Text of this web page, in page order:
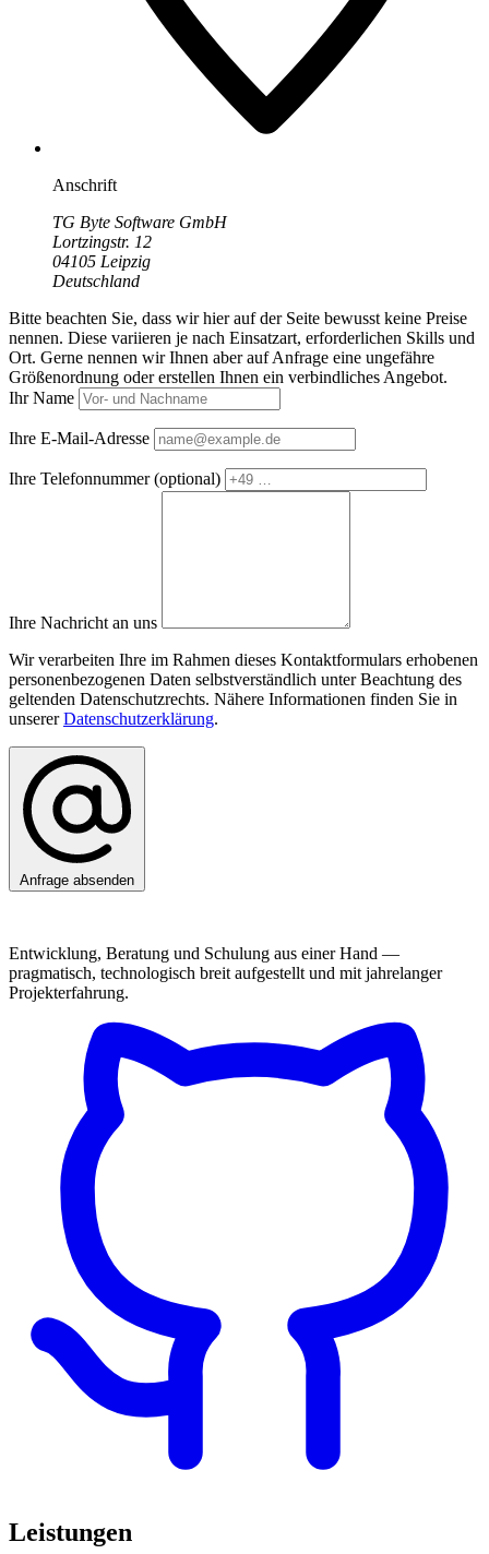
Anschrift
TG Byte Software GmbH
Lortzingstr. 12
04105 Leipzig
Deutschland
Bitte beachten Sie, dass wir hier auf der Seite bewusst keine Preise
nennen. Diese variieren je nach Einsatzart, erforderlichen Skills und
Ort. Gerne nennen wir Ihnen aber auf Anfrage eine ungefähre
Größenordnung oder erstellen Ihnen ein verbindliches Angebot.
Ihr Name
Ihre E-Mail-Adresse
Ihre Telefonnummer(optional)
Ihre Nachricht an uns
Wir verarbeiten Ihre im Rahmen dieses Kontaktformulars erhobenen
personenbezogenen Daten selbstverständlich unter Beachtung des
geltenden Datenschutzrechts. Nähere Informationen finden Sie in
unsererDatenschutzerklärung.
Anfrage absenden
Entwicklung, Beratung und Schulung aus einer Hand —
pragmatisch, technologisch breit aufgestellt und mit jahrelanger
Projekterfahrung.
Leistungen